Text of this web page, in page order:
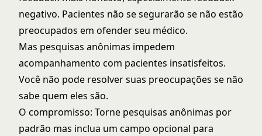
negativo. Pacientes não se segurarão se não estão
preocupados em ofender seu médico.
Mas pesquisas anônimas impedem
acompanhamento com pacientes insatisfeitos.
Você não pode resolver suas preocupações se não
sabe quem eles são.
O compromisso: Torne pesquisas anônimas por
padrão mas inclua um campo opcional para